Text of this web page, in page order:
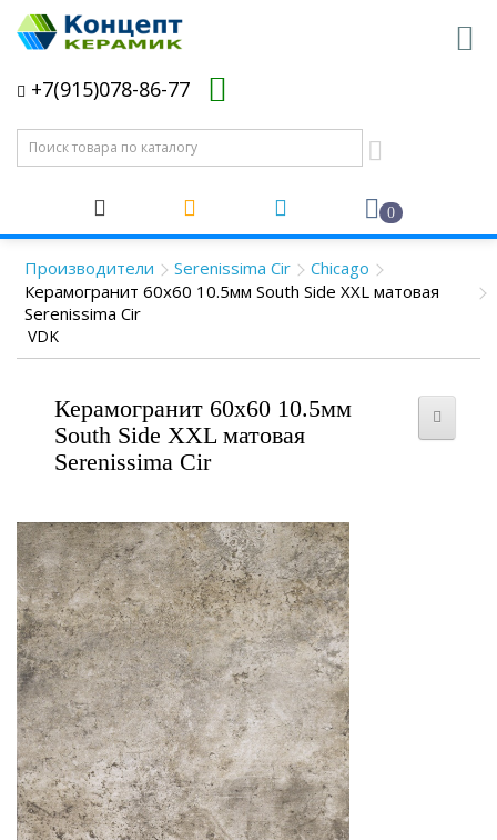
+7(915)078-86-77
0
Производители Serenissima Cir
Chicago
Керамогранит 60x60 10.5мм South Side XXL матовая
Serenissima Cir
VDK
Керамогранит 60x60 10.5мм
South Side XXL матовая
Serenissima Cir